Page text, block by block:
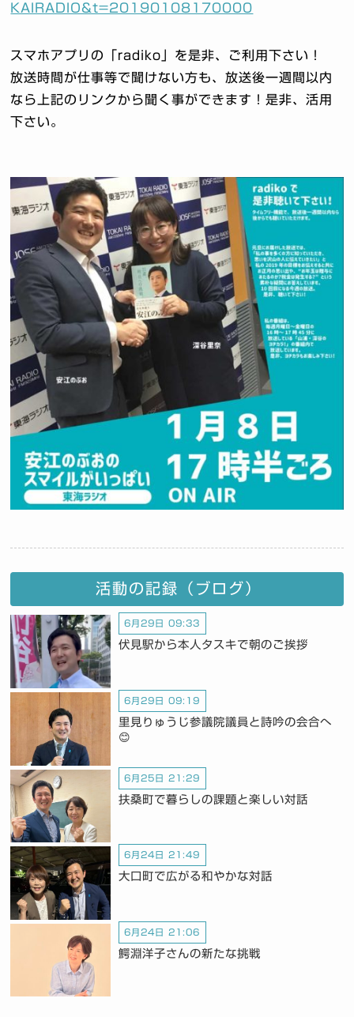
KAIRADIO&t=20190108170000
スマホアプリの「radiko」を是非、ご利用下さい！
放送時間が仕事等で聞けない方も、放送後一週間以内
なら上記のリ ンクから聞く事ができます！是非、活用
下さい。
活動の記録（ブログ）
6月29日 09:33
伏見駅から本人タスキで朝のご挨拶
6月29日 09:19
里見りゅうじ参議院議員と詩吟の会合へ
😊
6月25日 21:29
扶桑町で暮らしの課題と楽しい対話
6月24日 21:49
大口町で広がる和やかな対話
6月24日 21:06
鰐淵洋子さんの新たな挑戦